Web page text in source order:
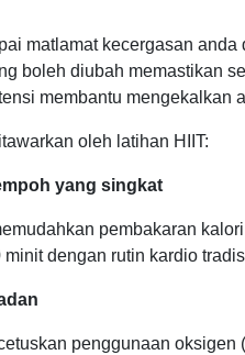
matlamat kecergasan
boleh diubah memastikan
membantu mengekalkan
oleh latihan HIIT:
yang singkat
pembakaran
dengan rutin kardio
penggunaan